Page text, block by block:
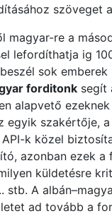
szöveget
magyar-re a
lefordíthatja ig
sok emberek
forditonksegít
alapvető
egyik szakértője,
k közel
azonban ezek a
küldetésre
stb. A
ad tovább a